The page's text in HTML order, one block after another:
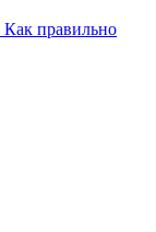
Как правильно